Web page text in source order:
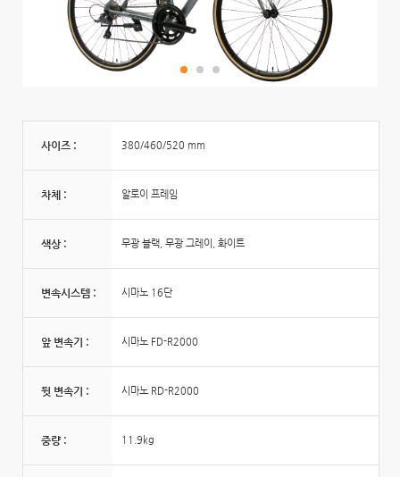
사이즈 : 380/460/520 mm
차체 : 알로이 프레임
색상 : 무광 블랙, 무광 그레이, 화이트
변속시스템 : 시마노 16단
앞 변속기 : 시마노 FD-R2000
뒷 변속기 : 시마노 RD-R2000
중량 : 11.9kg